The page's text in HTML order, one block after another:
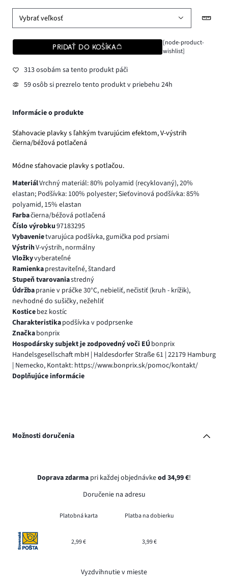
Vybrať veľkosť
PRIDAŤ DO KOŠÍKA
[node-product-
wishlist]
313 osobám sa tento produkt páči
59 osôb si prezrelo tento produkt v priebehu 24h
Informácie o produkte
Sťahovacie plavky s ľahkým tvarujúcim efektom, V-výstrih
čierna/béžová potlačená
Módne sťahovacie plavky s potlačou.
MateriálVrchný materiál: 80% polyamid (recyklovaný), 20%
elastan; Podšívka: 100% polyester; Sieťovinová podšívka: 85%
polyamid, 15% elastan
Farbačierna/béžová potlačená
Číslo výrobku97183295
Vybavenietvarujúca podšívka, gumička pod prsiami
VýstrihV-výstrih, normálny
Vložkyvyberateľné
Ramienkaprestaviteľné, štandard
Stupeň tvarovaniastredný
Údržbapranie v práčke 30°C, nebieliť, nečistiť (kruh - krížik),
nevhodné do sušičky, nežehliť
Kosticebez kostíc
Charakteristikapodšívka v podprsenke
Značkabonprix
Hospodársky subjekt je zodpovedný voči EÚbonprix
Handelsgesellschaft mbH | Haldesdorfer Straße 61 | 22179 Hamburg
| Nemecko, Kontakt: https://www.bonprix.sk/pomoc/kontakt/
Doplňujúce informácie
Možnosti doručenia
Doprava zdarma pri každej objednávkeod 34,99 €!
Doručenie na adresu
Platobná karta Platba na dobierku
2,99 € 3,99 €
Vyzdvihnutie v mieste